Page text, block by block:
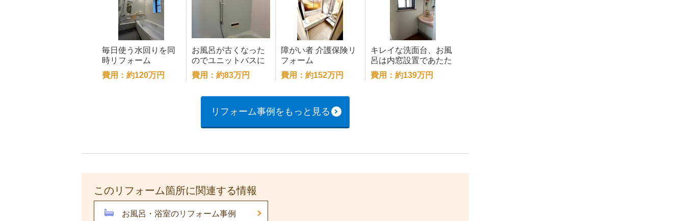
毎日使う水回りを同
時リフォーム
費用：約120万円
お風呂が古くなった
のでユニットバスに
リフォーム
費用：約83万円
障がい者 介護保険リ
フォーム
費用：約152万円
キレイな洗面台、お風
呂は内窓設置であたた
か
費用：約139万円
リフォーム事例をもっと見る
このリフォーム箇所に関連する情報
お風呂・浴室のリフォーム事例